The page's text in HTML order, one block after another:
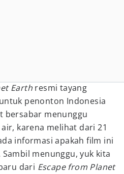
Earth resmi tayang
penonton Indonesia
bersabar menunggu
karena melihat dari 21
informasi apakah film ini
menunggu, yuk kita
dari Escape from Planet